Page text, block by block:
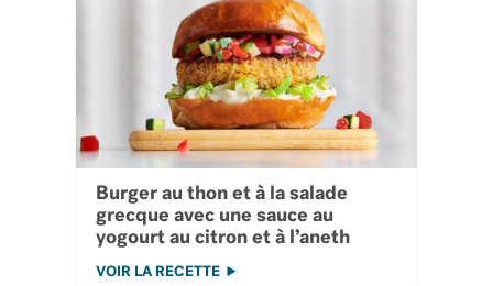
Burger au thon et à la salade
grecque avec une sauce au
yogourt au citron et à l’aneth
VOIR LA RECETTE